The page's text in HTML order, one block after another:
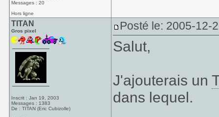
Messages : 20
Hors ligne
TITAN
Gros pixel
Inscrit : Jan 19, 2003
Messages : 1383
De : TITAN (Eric Cubizolle)
Posté le: 2005-12-
Salut,
J'ajouterais un
dans lequel.